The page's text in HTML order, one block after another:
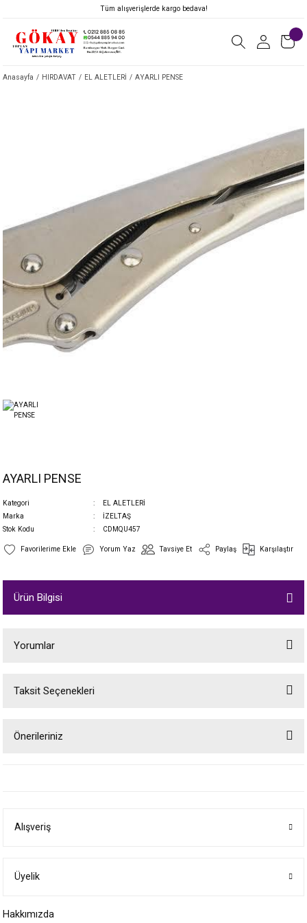
Tüm alışverişlerde kargo bedava!
Anasayfa HIRDAVAT EL ALETLERİ AYARLI PENSE
AYARLI PENSE
Kategori
EL ALETLERİ
Marka
İZELTAŞ
Stok Kodu
CDMQU457
Yorum Yaz Tavsiye Et Paylaş Karşılaştır
Ürün Bilgisi
Yorumlar
Taksit Seçenekleri
Önerileriniz
Ürün bilgilerinde hatalar bulunuyor.
Bu ürüne benzer farklı alternatifler olmalı.
Alışveriş
Üyelik
Hakkımızda